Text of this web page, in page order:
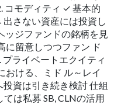
コモディティ ✓ 基本的
さない資産には投資し
ッジファンドの銘柄を見
に留意しつつファン ド
ライベートエクイティ
おける、ミド ル～レイ
投資は引き続き検討 仕組
は私募 SB, CLNの活用